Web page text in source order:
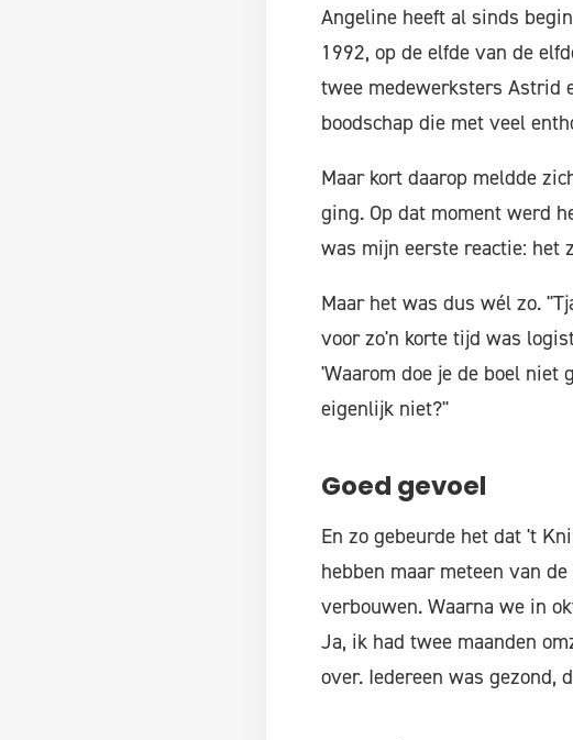
Angeline heeft al sinds
1992, op de elfde van de
twee medewerksters Astrid
boodschap die met veel
Maar kort daarop meldde
ging. Op dat moment werd
was mijn eerste reactie: het
Maar het was dus wél zo.
voor zo'n korte tijd was
'Waarom doe je de boel niet
eigenlijk niet?"
Goed gevoel
En zo gebeurde het dat 't
hebben maar meteen van
verbouwen. Waarna we in
Ja, ik had twee maanden
over. Iedereen was gezond,